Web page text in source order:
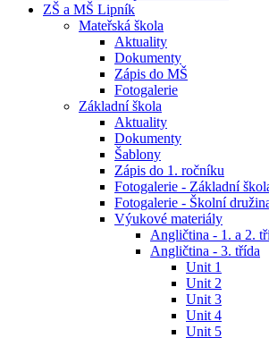
ZŠ a MŠ Lipník
Mateřská škola
Aktuality
Dokumenty
Zápis do MŠ
Fotogalerie
Základní škola
Aktuality
Dokumenty
Šablony
Zápis do 1. ročníku
Fotogalerie - Základní
Fotogalerie - Školní
Výukové materiály
Angličtina - 1. a 2.
Angličtina - 3. třída
Unit 1
Unit 2
Unit 3
Unit 4
Unit 5